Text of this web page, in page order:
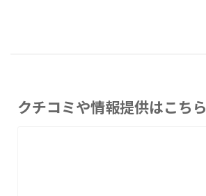
クチコミや情報提供はこちら